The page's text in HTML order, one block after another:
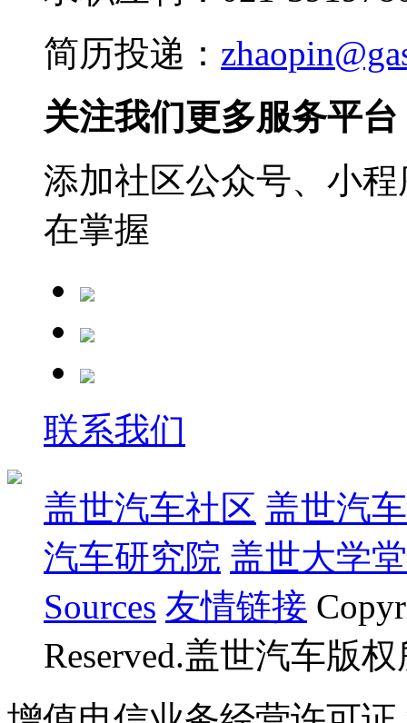
简历投递：
关注我们更多服务平台
添加社区公众号、小
在掌握
联系我们
盖世汽车社区 盖世汽
汽车研究院 盖世大学堂
Sources 友情链接
Reserved.盖世汽车版